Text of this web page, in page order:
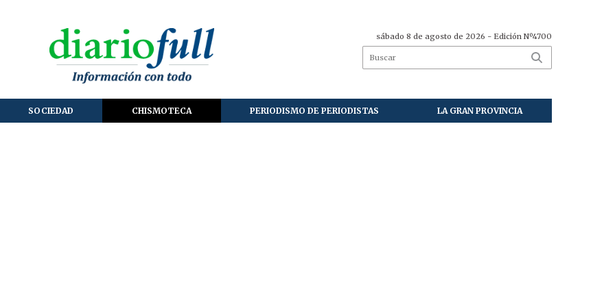
sábado 8 de agosto de 2026 - Edición Nº4700
SOCIEDAD CHISMOTECA PERIODISMO DE PERIODISTAS LA GRAN PROVINCIA